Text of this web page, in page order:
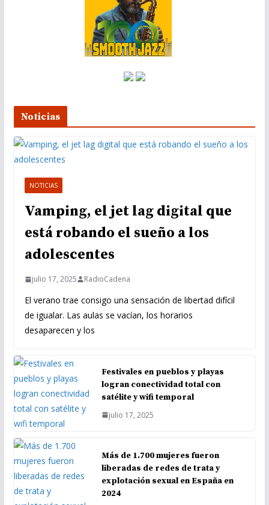
Noticias
NOTICIAS
Vamping, el jet lag digital que
está robando el sueño a los
adolescentes
julio 17, 2025 RadioCadena
El verano trae consigo una sensación de libertad difícil
de igualar. Las aulas se vacían, los horarios
desaparecen y los
Festivales en pueblos y playas
logran conectividad total con
satélite y wifi temporal
julio 17, 2025
Más de 1.700 mujeres fueron
liberadas de redes de trata y
explotación sexual en España en
2024